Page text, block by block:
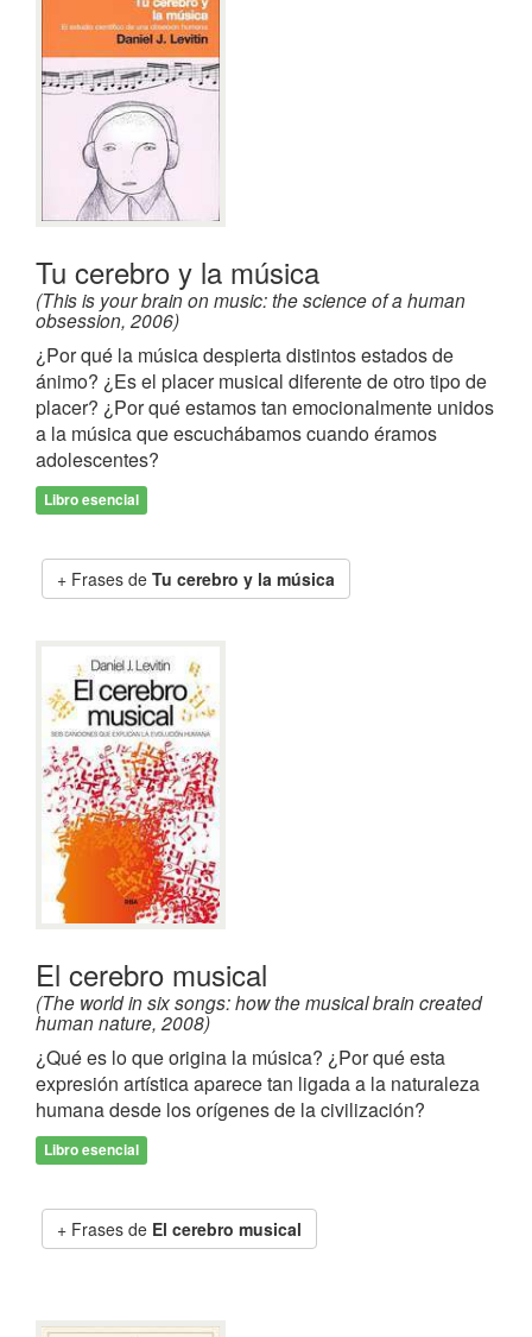
Tu cerebro y la música
(This is your brain on music: the science of a human
obsession, 2006)
¿Por qué la música despierta distintos estados de
ánimo? ¿Es el placer musical diferente de otro tipo de
placer? ¿Por qué estamos tan emocionalmente unidos
a la música que escuchábamos cuando éramos
adolescentes?
Libro esencial
Frases de Tu cerebro y la música
El cerebro musical
(The world in six songs: how the musical brain created
human nature, 2008)
¿Qué es lo que origina la música? ¿Por qué esta
expresión artística aparece tan ligada a la naturaleza
humana desde los orígenes de la civilización?
Libro esencial
Frases de El cerebro musical